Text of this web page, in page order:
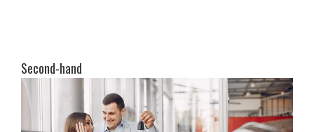
Second-hand